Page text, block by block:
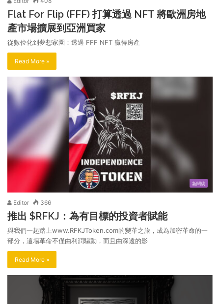
Flat For Flip (FFF) 打算透過 NFT 將歐洲房地
產市場擴展到亞洲買家
從數位化到夢想家園：透過 FFF NFT 贏得房產
Read More »
新聞稿
Editor 366
推出 $RFKJ：為有目標的投資者賦能
與我們一起踏上www.RFKJToken.com的變革之旅，成為加密革命的一
部分，這場革命不僅由利潤驅動，而且由深遠的影
Read More »